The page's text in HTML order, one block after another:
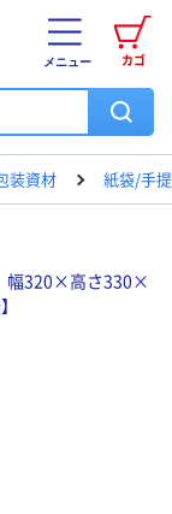
カゴ
メニュー
装資材 紙袋/手
幅320×高さ330×